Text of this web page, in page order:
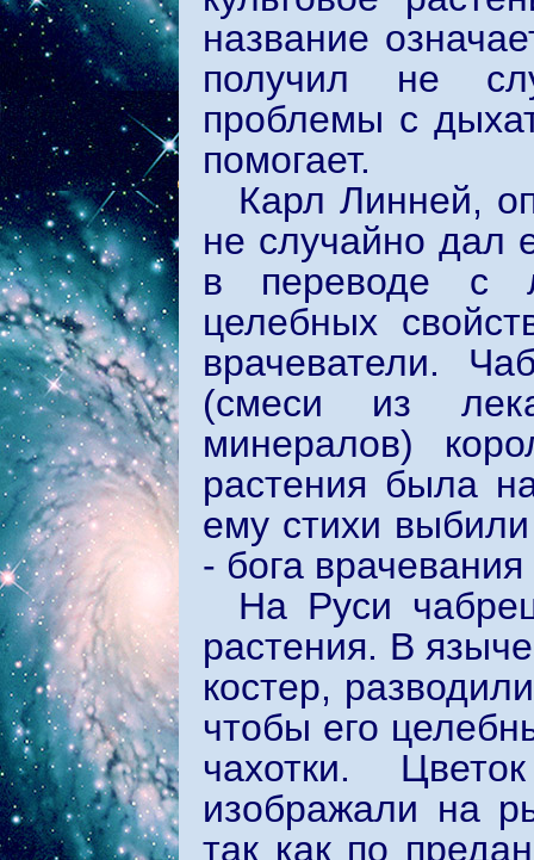
название
получил не
проблемы с
помогает.
Карл Линней,
не случайно дал
в переводе с
целебных
врачеватели.
(смеси из
минералов)
растения была
ему стихи
- бога
На Руси
растения. В
костер,
чтобы его
чахотки.
изображали на
так как по